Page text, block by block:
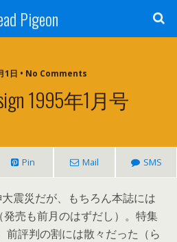
Pigeon
1日 • No Comments
1995年1月号
Pin Mail SMS
震災だが、もちろん本誌には
売も前月のはずだし）。特集
前評判の割には散々だった（ら